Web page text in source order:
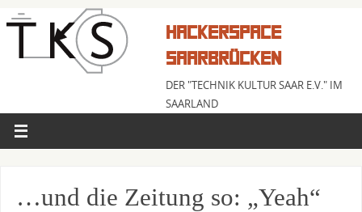
HACKERSPACE
SAARBRÜCKEN
DER "TECHNIK KULTUR SAAR E.V." IM
SAARLAND
…und die Zeitung so: „Yeah“